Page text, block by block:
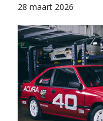
28 maart 2026